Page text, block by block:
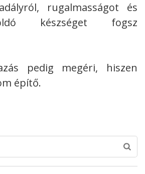
rugalmasságot és
készséget fogsz
pedig megéri, hiszen
építő.